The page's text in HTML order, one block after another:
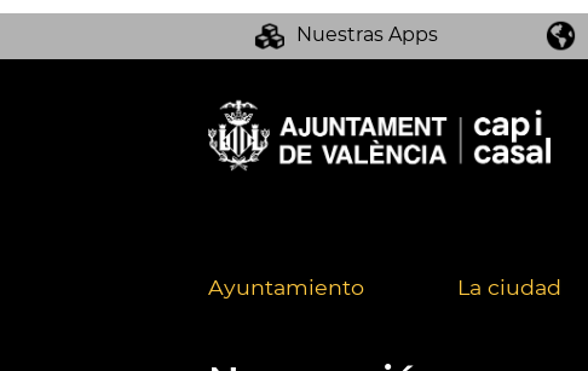
Nuestras Apps
Ayuntamiento La ciudad